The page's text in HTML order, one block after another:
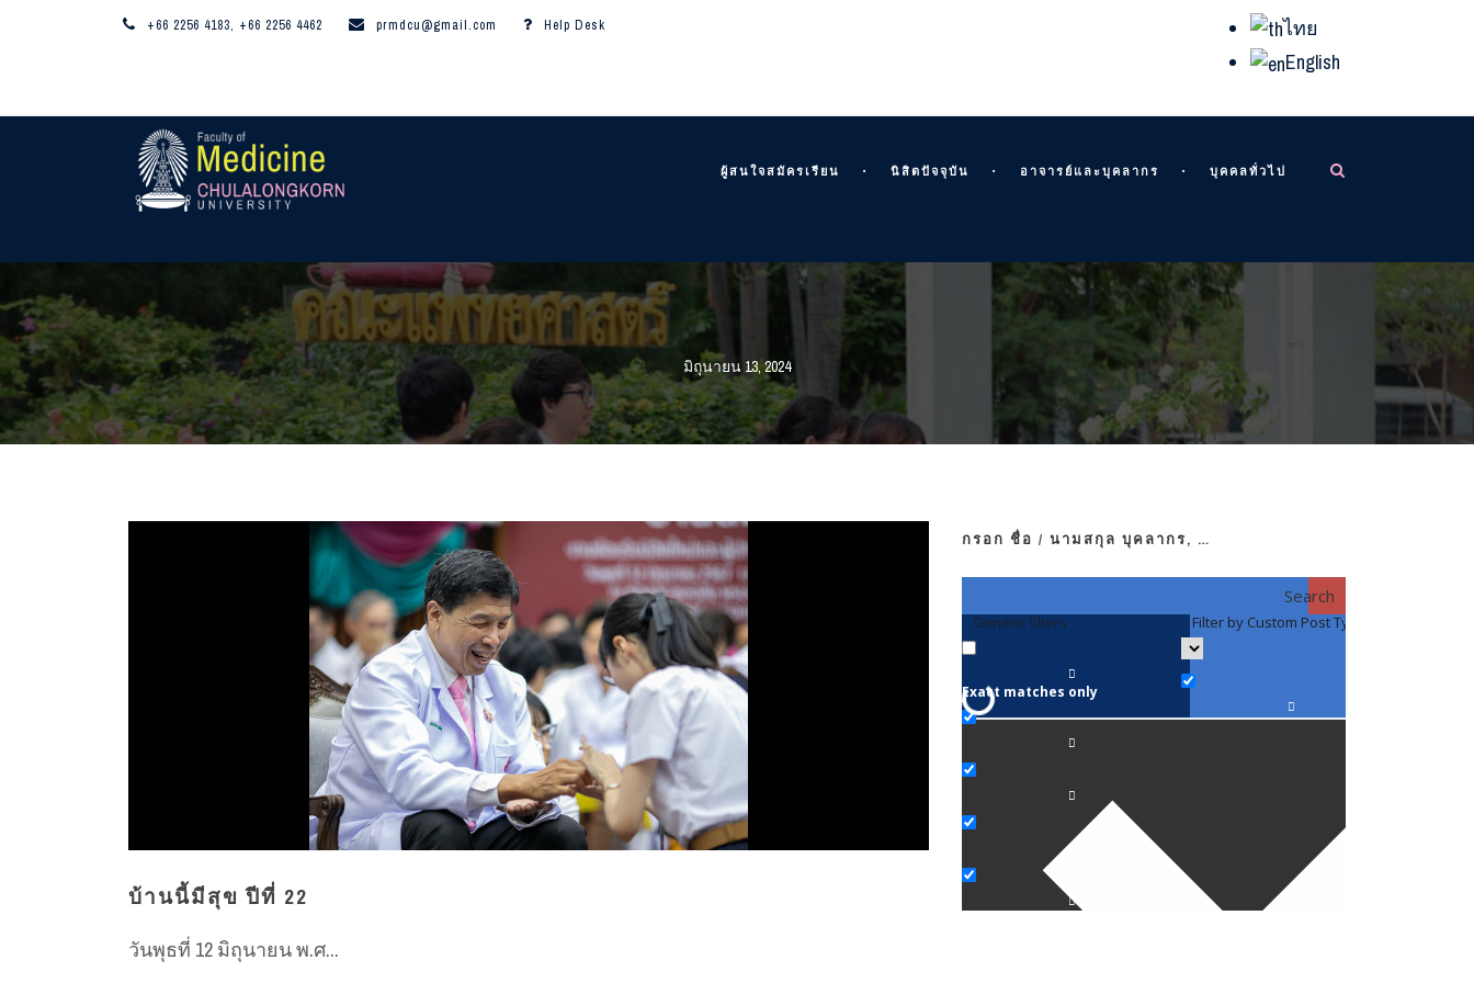
+66 2256 4183, +66 2256 4462 prmdcu@gmail.com Help Desk
ไทย
English
ผู้สนใจสมัครเรียน นิสิตปัจจุบัน อาจารย์และบุคลากร บุคคลทั่วไป
มิถุนายน 13, 2024
บ้านนี้มีสุข ปีที่ 22
วันพุธที่ 12 มิถุนายน พ.ศ...
กรอก ชื่อ / นามสกุล บุคลากร, …
Search
Generic filters
Exact matches only
Filter by Custom Post Type